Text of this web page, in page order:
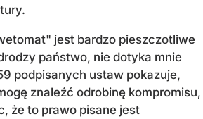
jest bardzo pieszczotliwe
państwo, nie dotyka mnie
podpisanych ustaw pokazuje,
znaleźć odrobinę kompromisu,
że to prawo pisane jest